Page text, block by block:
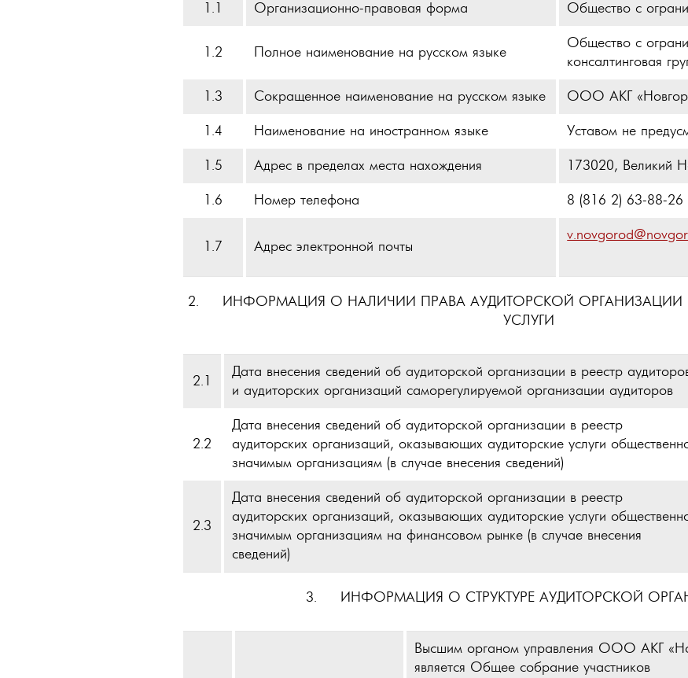
1.1 Организационно-правовая форма Общество с
1.2 Полное наименование на русском языке
Общество с
консалтинговая
1.3 Сокращенное наименование на русском языке ООО АКГ
1.4 Наименование на иностранном языке Уставом не
1.5 Адрес в пределах места нахождения 173020, Великий
1.6 Номер телефона 8 (816 2) 63-88-26
1.7 Адрес электронной почты
2. ИНФОРМАЦИЯ О НАЛИЧИИ ПРАВА АУДИТОРСКОЙ ОРГАНИЗАЦИИ
УСЛУГИ
2.1
Дата внесения сведений об аудиторской организации в реестр
и аудиторских организаций саморегулируемой организации аудиторов
2.2
Дата внесения сведений об аудиторской организации в реестр
аудиторских организаций, оказывающих аудиторские услуги
значимым организациям (в случае внесения сведений)
2.3
Дата внесения сведений об аудиторской организации в реестр
аудиторских организаций, оказывающих аудиторские услуги
значимым организациям на финансовом рынке (в случае внесения
сведений)
3. ИНФОРМАЦИЯ О СТРУКТУРЕ АУДИТОРСКОЙ
Высшим органом управления ООО АКГ
является Общее собрание участников